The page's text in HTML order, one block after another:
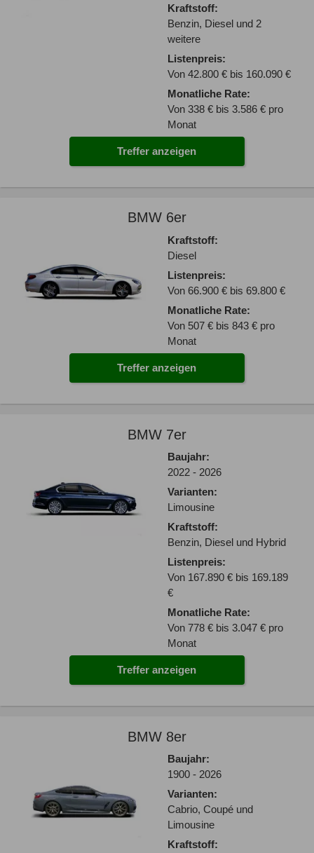
Kraftstoff:
Benzin, Diesel und 2
weitere
Listenpreis:
Von 42.800 € bis 160.090 €
Monatliche Rate:
Von 338 € bis 3.586 € pro
Monat
Treffer anzeigen
BMW 6er
Kraftstoff:
Diesel
Listenpreis:
Von 66.900 € bis 69.800 €
Monatliche Rate:
Von 507 € bis 843 € pro
Monat
Treffer anzeigen
BMW 7er
Baujahr:
2022 - 2026
Varianten:
Limousine
Kraftstoff:
Benzin, Diesel und Hybrid
Listenpreis:
Von 167.890 € bis 169.189
€
Monatliche Rate:
Von 778 € bis 3.047 € pro
Monat
Treffer anzeigen
BMW 8er
Baujahr:
1900 - 2026
Varianten:
Cabrio, Coupé und
Limousine
Kraftstoff: